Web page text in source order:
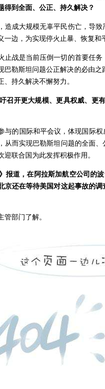
得到全面、公正、持久解决？
造成大规模无辜平民伤亡，导
一边，为实现停火止暴、恢复
止战是当前压倒一切的首要任
巴勒斯坦问题公正解决的必由
持久解决不懈努力。
召开更大规模、更具权威、更
与的国际和平会议，体现国际
从而实现巴勒斯坦问题的全面
联合国为此发挥积极作用。
报道，在阿拉斯加航空公司的
京还在等待美国对这起事故的
部门了解。